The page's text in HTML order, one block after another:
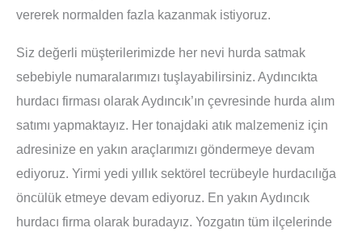
vererek normalden fazla kazanmak istiyoruz.
Siz değerli müşterilerimizde her nevi hurda satmak
sebebiyle numaralarımızı tuşlayabilirsiniz. Aydıncıkta
hurdacı firması olarak Aydıncık’ın çevresinde hurda alım
satımı yapmaktayız. Her tonajdaki atık malzemeniz için
adresinize en yakın araçlarımızı göndermeye devam
ediyoruz. Yirmi yedi yıllık sektörel tecrübeyle hurdacılığa
öncülük etmeye devam ediyoruz. En yakın Aydıncık
hurdacı firma olarak buradayız. Yozgatın tüm ilçelerinde